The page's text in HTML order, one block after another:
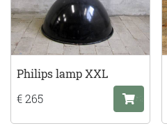
Philips lamp XXL
€ 265